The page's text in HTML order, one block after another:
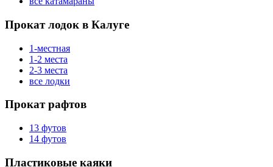
Прокат лодок в Калуге
1-местная
1-2 места
2-3 места
все лодки
Прокат рафтов
13 футов
14 футов
Пластиковые каяки